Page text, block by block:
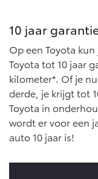
10 jaar
Op een Toyota
Toyota tot 10 jaar
kilometer*. Of je
derde, je krijgt tot
Toyota in
wordt er voor een
auto 10 jaar is!